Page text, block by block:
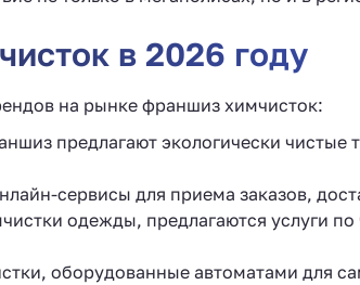
в 2026 году
на рынке франшиз химчисток:
предлагают экологически чистые
сервисы для приема заказов,
одежды, предлагаются услуги
оборудованные автоматами для